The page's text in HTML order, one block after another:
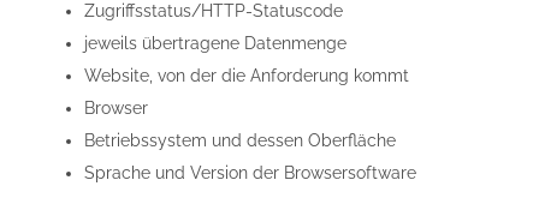
Zugriffsstatus/HTTP-Statuscode
jeweils übertragene Datenmenge
Website, von der die Anforderung kommt
Browser
Betriebssystem und dessen Oberfläche
Sprache und Version der Browsersoftware